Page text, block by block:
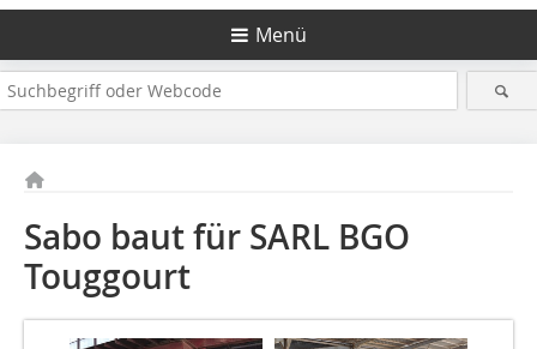
Menü
Sabo baut für SARL BGO
Touggourt